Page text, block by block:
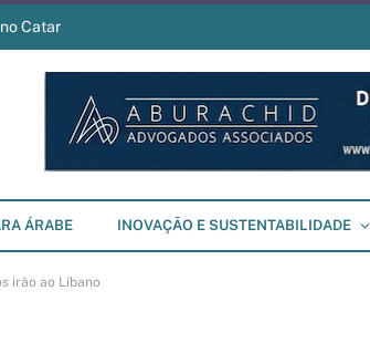
Catar
ÁRABE INOVAÇÃO E SUSTENTABILIDADE
irão ao Líbano